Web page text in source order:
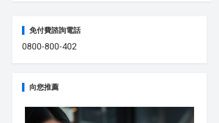
免付費諮詢電話
0800-800-402
向您推薦